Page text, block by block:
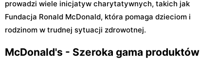
prowadzi wiele inicjatyw charytatywnych, takich jak
Fundacja Ronald McDonald, która pomaga dzieciom i
rodzinom w trudnej sytuacji zdrowotnej.
McDonald's - Szeroka gama produktów